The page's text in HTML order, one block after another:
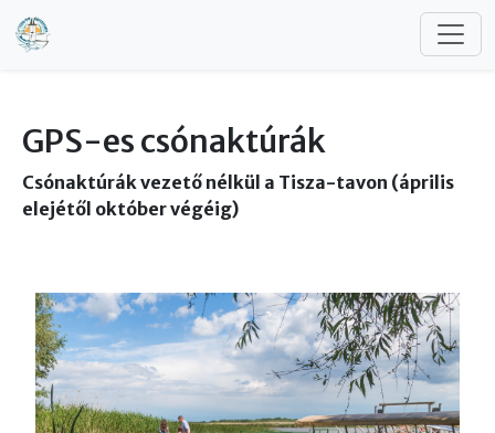
Ugrás a tartalomra
GPS-es csónaktúrák
Csónaktúrák vezető nélkül a Tisza-tavon (április
elejétől október végéig)